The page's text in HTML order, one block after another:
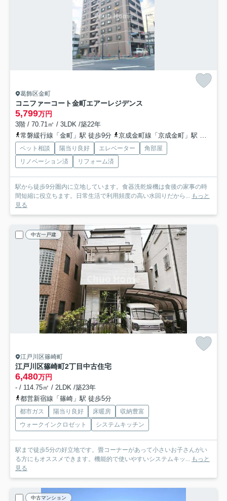
葛飾区金町
コニファーコート金町エアーレジデンス
5,799万円
3階 / 70.71㎡ / 3LDK /築22年
常磐緩行線「金町」駅 徒歩9分
京成金町線「京成金町」駅 徒歩8分
ペット相談 陽当り良好 エレベーター
角部屋
リノベーション済
リフォーム済
駅から徒歩9分圏内に立地しています。食器洗乾燥機は食後の家事の時
間短縮に役立ちます。日常生活で利用頻度の高い水回りだから...
もっと
見る
中古一戸建
江戸川区篠崎町
江戸川区篠崎町2丁目中古住宅
6,480万円
- / 114.75㎡ / 2LDK /築23年
都営新宿線「篠崎」駅 徒歩5分
都市ガス 陽当り良好 床暖房
収納豊富
ウォークインクロゼット
システムキッチン
駅まで徒歩5分の好立地です。畳コーナーがあって小さいお子さんがい
る方にもオススメできます。機能的で使いやすいシステムキッ...
もっと
見る
中古マンション